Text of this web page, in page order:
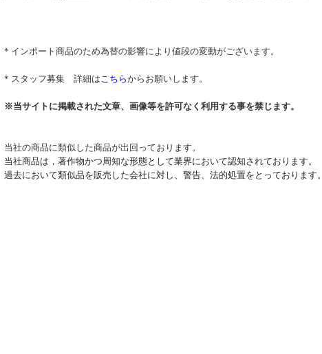
* インポート商品のため為替の影響により値段の変動がございます。
* スタッフ募集 詳細は こちらからお願いします。
※当サイトに掲載された文章、画像等を許可なく利用する事を禁じます。
当社の商品に類似した商品が出回っております。
当社商品は，著作物かつ周知な形態として業界において認知されております。
過去において類似品を販売した会社に対し、警告、法的処置をとっております。